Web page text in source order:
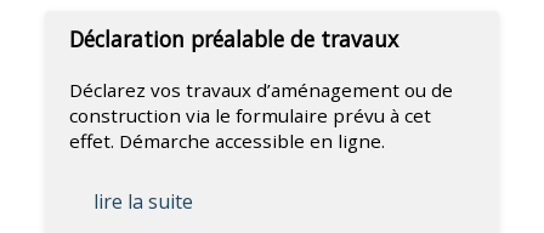
Déclaration préalable de travaux
Déclarez vos travaux d’aménagement ou de
construction via le formulaire prévu à cet
effet. Démarche accessible en ligne.
lire la suite